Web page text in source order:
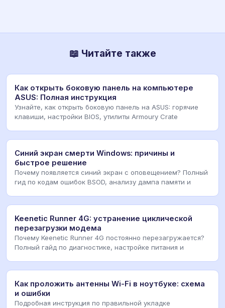
📖 Читайте также
Как открыть боковую панель на компьютере
ASUS: Полная инструкция
Узнайте, как открыть боковую панель на ASUS: горячие
клавиши, настройки BIOS, утилиты Armoury Crate
Синий экран смерти Windows: причины и
быстрое решение
Почему появляется синий экран с оповещением? Полный
гид по кодам ошибок BSOD, анализу дампа памяти и
Keenetic Runner 4G: устранение циклической
перезагрузки модема
Почему Keenetic Runner 4G постоянно перезагружается?
Полный гайд по диагностике, настройке питания и
Как проложить антенны Wi-Fi в ноутбуке: схема
и ошибки
Подробная инструкция по правильной укладке